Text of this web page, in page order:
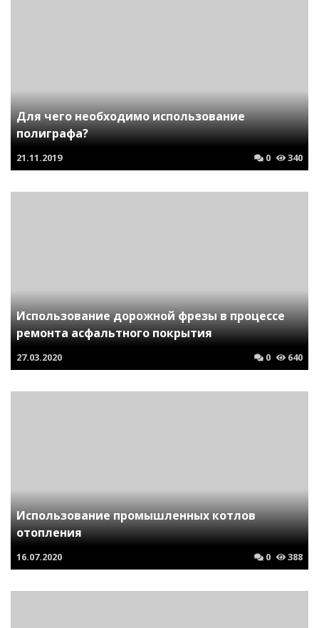
Для чего необходимо использование
полиграфа?
21.11.2019 0 340
Использование дорожной фрезы в процессе
ремонта асфальтного покрытия
27.03.2020 0 640
Использование промышленных котлов
отопления
16.07.2020 0 388